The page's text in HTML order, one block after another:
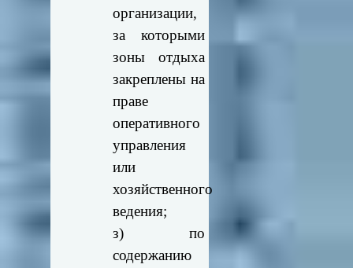
организации,
за которыми
зоны отдыха
закреплены на
праве
оперативного
управления
или
хозяйственного
ведения;
з) по
содержанию